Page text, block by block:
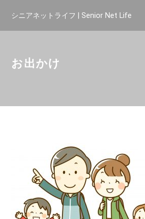
シニアネットライフ | Senior Net Life
お出かけ